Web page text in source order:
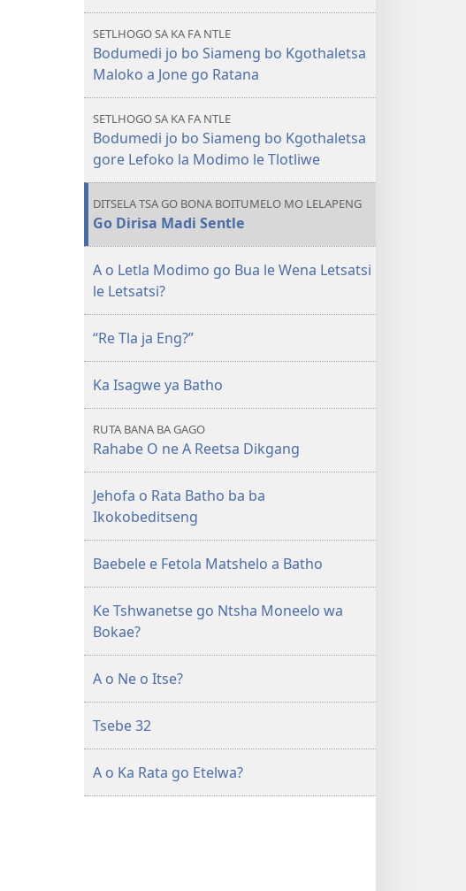
SETLHOGO SA KA FA NTLE
Bodumedi jo bo Siameng bo Kgothaletsa
Maloko a Jone go Ratana
SETLHOGO SA KA FA NTLE
Bodumedi jo bo Siameng bo Kgothaletsa
gore Lefoko la Modimo le Tlotliwe
DITSELA TSA GO BONA BOITUMELO MO LELAPENG
Go Dirisa Madi Sentle
A o Letla Modimo go Bua le Wena Letsatsi
le Letsatsi?
“Re Tla ja Eng?”
Ka Isagwe ya Batho
RUTA BANA BA GAGO
Rahabe O ne A Reetsa Dikgang
Jehofa o Rata Batho ba ba
Ikokobeditseng
Baebele e Fetola Matshelo a Batho
Ke Tshwanetse go Ntsha Moneelo wa
Bokae?
A o Ne o Itse?
Tsebe 32
A o Ka Rata go Etelwa?